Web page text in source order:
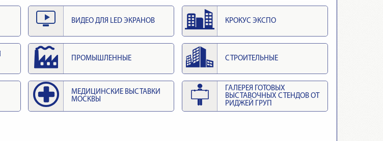
ВИДЕО ДЛЯ LED ЭКРАНОВ КРОКУС ЭКСПО
ПРОМЫШЛЕННЫЕ СТРОИТЕЛЬНЫЕ
МЕДИЦИНСКИЕ ВЫСТАВКИ
МОСКВЫ
ГАЛЕРЕЯ ГОТОВЫХ
ВЫСТАВОЧНЫХ СТЕНДОВ ОТ
РИДЖЕЙ ГРУП